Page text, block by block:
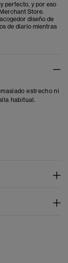
perfecto, y por eso
Store.
diseño de
de diario mientras
estrecho ni
habitual.